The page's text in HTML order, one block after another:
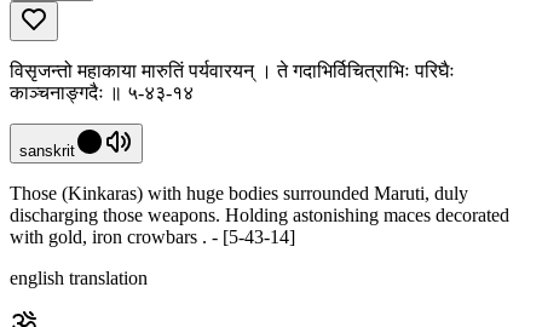
विसृजन्तो महाकाया मारुतिं पर्यवारयन् । ते गदाभिर्विचित्राभिः परिघैः
काञ्चनाङ्गदैः ॥ ५-४३-१४
sanskrit
Those (Kinkaras) with huge bodies surrounded Maruti, duly
discharging those weapons. Holding astonishing maces decorated
with gold, iron crowbars . - [5-43-14]
english translation